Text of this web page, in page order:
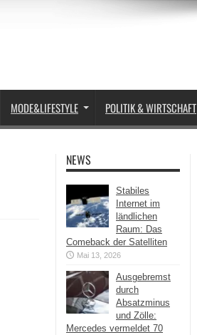
MODE&LIFESTYLE POLITIK & WIRTSCHAFT
NEWS
Stabiles
Internet im
ländlichen
Raum: Das
Comeback der Satelliten
Mai 13, 2026
Ausgebremst
durch
Absatzminus
und Zölle:
Mercedes vermeldet 70